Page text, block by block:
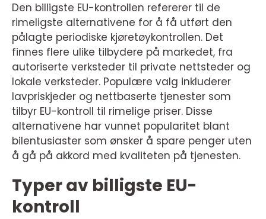
Den billigste EU-kontrollen refererer til de
rimeligste alternativene for å få utført den
pålagte periodiske kjøretøykontrollen. Det
finnes flere ulike tilbydere på markedet, fra
autoriserte verksteder til private nettsteder og
lokale verksteder. Populære valg inkluderer
lavpriskjeder og nettbaserte tjenester som
tilbyr EU-kontroll til rimelige priser. Disse
alternativene har vunnet popularitet blant
bilentusiaster som ønsker å spare penger uten
å gå på akkord med kvaliteten på tjenesten.
Typer av billigste EU-
kontroll